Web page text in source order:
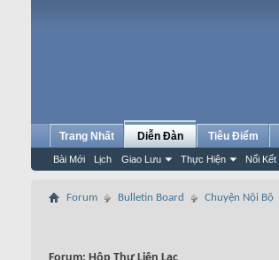
Trang Nhất Diễn Đàn
Bài Mới Lịch Giao Lưu Thực Hiện Nối Kết
Tiêu Điểm
Forum Bulletin Board Chuyện Nội Bộ